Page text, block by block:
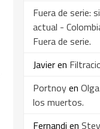
Fuera de serie:
actual -
Fuera de serie.
Javieren
Portnoyen
los muertos.
Fernandi en